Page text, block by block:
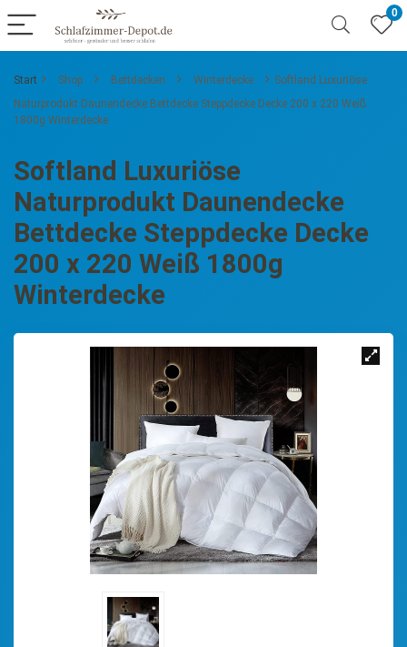
0
Start Shop Bettdecken Winterdecke
Softland Luxuriöse
Naturprodukt Daunendecke Bettdecke Steppdecke Decke 200 x 220 Weiß
1800g Winterdecke
Softland Luxuriöse
Naturprodukt Daunendecke
Bettdecke Steppdecke Decke
200 x 220 Weiß 1800g
Winterdecke